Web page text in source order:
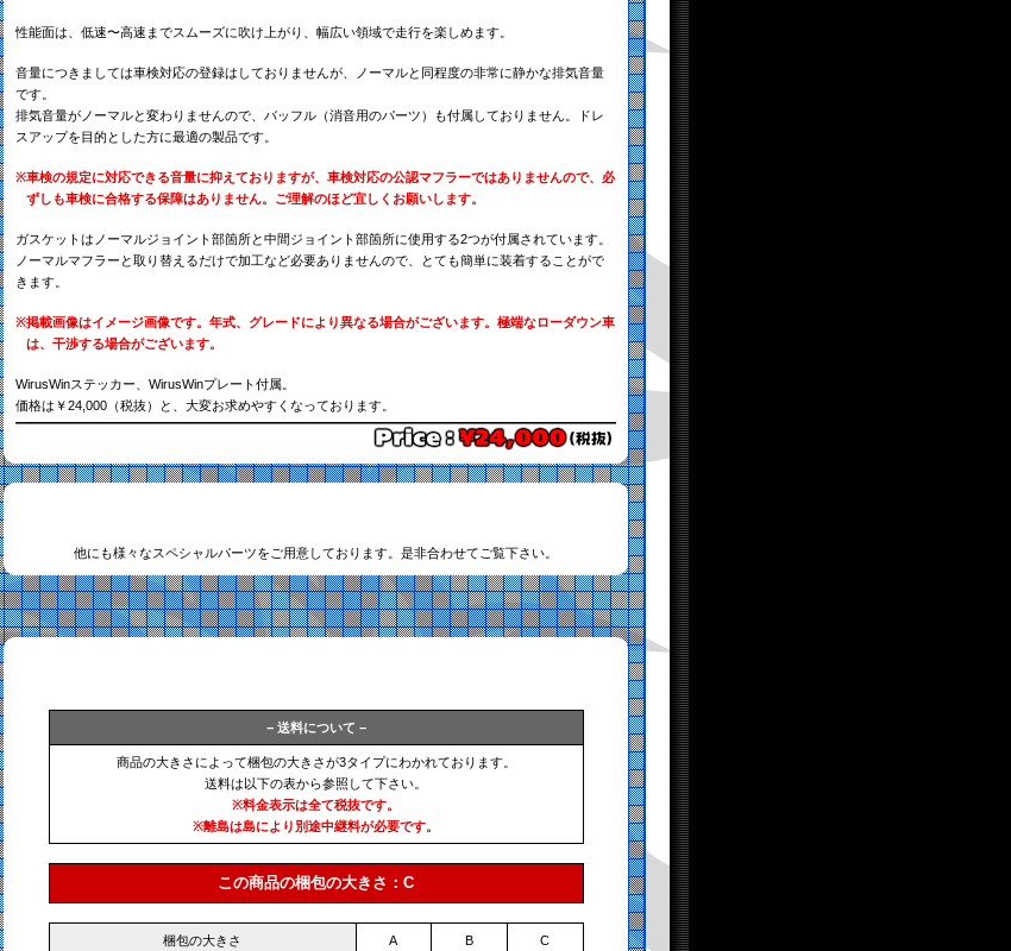
性能面は、低速〜高速までスムーズに吹け上がり、幅広い領域で走行を楽しめます。
音量につきましては車検対応の登録はしておりませんが、ノーマルと同程度の非常に静かな排気音量
です。
排気音量がノーマルと変わりませんので、バッフル（消音用のパーツ）も付属しておりません。ドレ
スアップを目的とした方に最適の製品です。
※車検の規定に対応できる音量に抑えておりますが、車検対応の公認マフラーではありませんので、必
ずしも車検に合格する保障はありません。ご理解のほど宜しくお願いします。
ガスケットはノーマルジョイント部箇所と中間ジョイント部箇所に使用する2つが付属されています。
ノーマルマフラーと取り替えるだけで加工など必要ありませんので、とても簡単に装着することがで
きます。
※掲載画像はイメージ画像です。年式、グレードにより異なる場合がございます。極端なローダウン車
は、干渉する場合がございます。
WirusWinステッカー、WirusWinプレート付属。
価格は￥24,000（税抜）と、大変お求めやすくなっております。
他にも様々なスペシャルパーツをご用意しております。是非合わせてご覧下さい。
− 送料について −
商品の大きさによって梱包の大きさが3タイプにわかれております。
送料は以下の表から参照して下さい。
※料金表示は全て税抜です。
※離島は島により別途中継料が必要です。
この商品の梱包の大きさ：C
梱包の大きさ A B C